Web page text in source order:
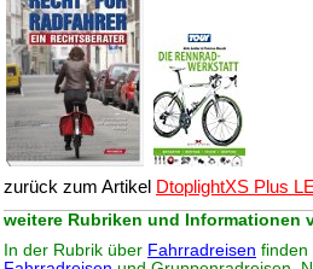
zurück zum Artikel DtoplightXS Plus
weitere Rubriken und Informationen
In der Rubrik über Fahrradreisen finden